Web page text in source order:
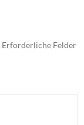
Erforderliche Felder